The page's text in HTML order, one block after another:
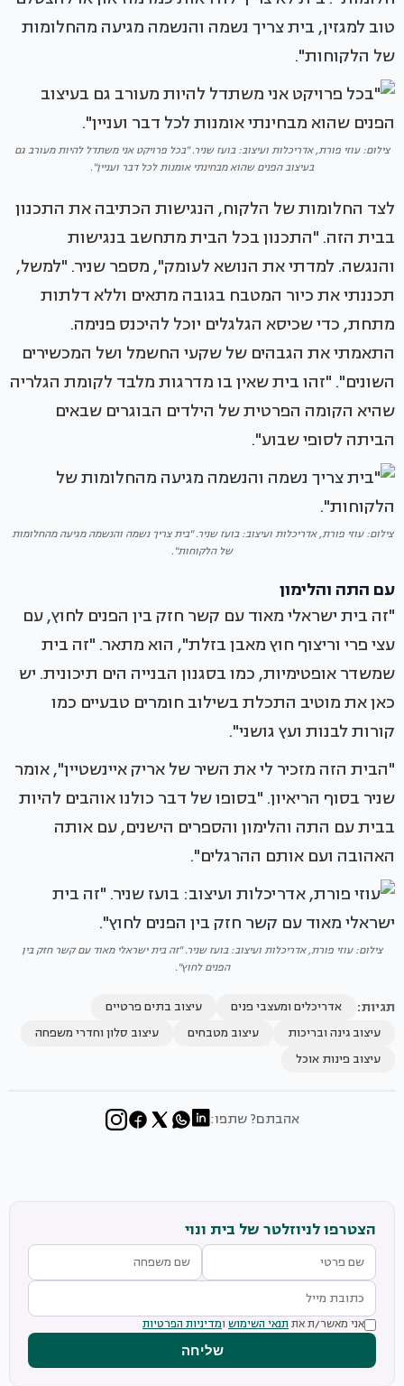
טוב למגזין, בית צריך נשמה והנשמה מגיעה מהחלומות
של הלקוחות".
צילום: עוזי פורת, אדריכלות ועיצוב: בועז שניר. "בכל פרויקט אני משתדל להיות מעורב גם
בעיצוב הפנים שהוא מבחינתי אומנות לכל דבר ועניין".
לצד החלומות של הלקוח, הנגישות הכתיבה את התכנון
בבית הזה. "התכנון בכל הבית מתחשב בנגישות
והנגשה. למדתי את הנושא לעומק", מספר שניר. "למשל,
תכננתי את כיור המטבח בגובה מתאים וללא דלתות
מתחת, כדי שכיסא הגלגלים יוכל להיכנס פנימה.
התאמתי את הגבהים של שקעי החשמל ושל המכשירים
השונים". "זהו בית שאין בו מדרגות מלבד לקומת הגלריה
שהיא הקומה הפרטית של הילדים הבוגרים שבאים
הביתה לסופי שבוע".
צילום: עוזי פורת, אדריכלות ועיצוב: בועז שניר. "בית צריך נשמה והנשמה מגיעה מהחלומות
של הלקוחות".
עם התה והלימון
"זה בית ישראלי מאוד עם קשר חזק בין הפנים לחוץ, עם
עצי פרי וריצוף חוץ מאבן בזלת", הוא מתאר. "זה בית
שמשדר אופטימיות, כמו בסגנון הבנייה הים תיכונית. יש
כאן את מוטיב התכלת בשילוב חומרים טבעיים כמו
קורות לבנות ועץ גושני".
"הבית הזה מזכיר לי את השיר של אריק איינשטיין", אומר
שניר בסוף הריאיון. "בסופו של דבר כולנו אוהבים להיות
בבית עם התה והלימון והספרים הישנים, עם אותה
האהובה ועם אותם ההרגלים".
צילום: עוזי פורת, אדריכלות ועיצוב: בועז שניר. "זה בית ישראלי מאוד עם קשר חזק בין
הפנים לחוץ".
תגיות: אדריכלים ומעצבי פנים
עיצוב בתים פרטיים
עיצוב גינה ובריכות
עיצוב מטבחים
עיצוב סלון וחדרי משפחה
עיצוב פינות אוכל
אהבתם? שתפו:
הצטרפו לניוזלטר של בית ונוי
אני מאשר/ת את תנאי השימוש ומדיניות הפרטיות
שליחה